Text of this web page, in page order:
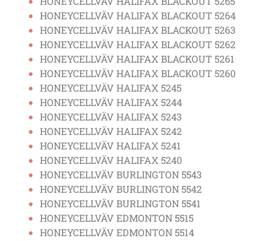
HONEYCELLVÄV HALIFAX BLACKOUT 5264
HONEYCELLVÄV HALIFAX BLACKOUT 5263
HONEYCELLVÄV HALIFAX BLACKOUT 5262
HONEYCELLVÄV HALIFAX BLACKOUT 5261
HONEYCELLVÄV HALIFAX BLACKOUT 5260
HONEYCELLVÄV HALIFAX 5245
HONEYCELLVÄV HALIFAX 5244
HONEYCELLVÄV HALIFAX 5243
HONEYCELLVÄV HALIFAX 5242
HONEYCELLVÄV HALIFAX 5241
HONEYCELLVÄV HALIFAX 5240
HONEYCELLVÄV BURLINGTON 5543
HONEYCELLVÄV BURLINGTON 5542
HONEYCELLVÄV BURLINGTON 5541
HONEYCELLVÄV EDMONTON 5515
HONEYCELLVÄV EDMONTON 5514